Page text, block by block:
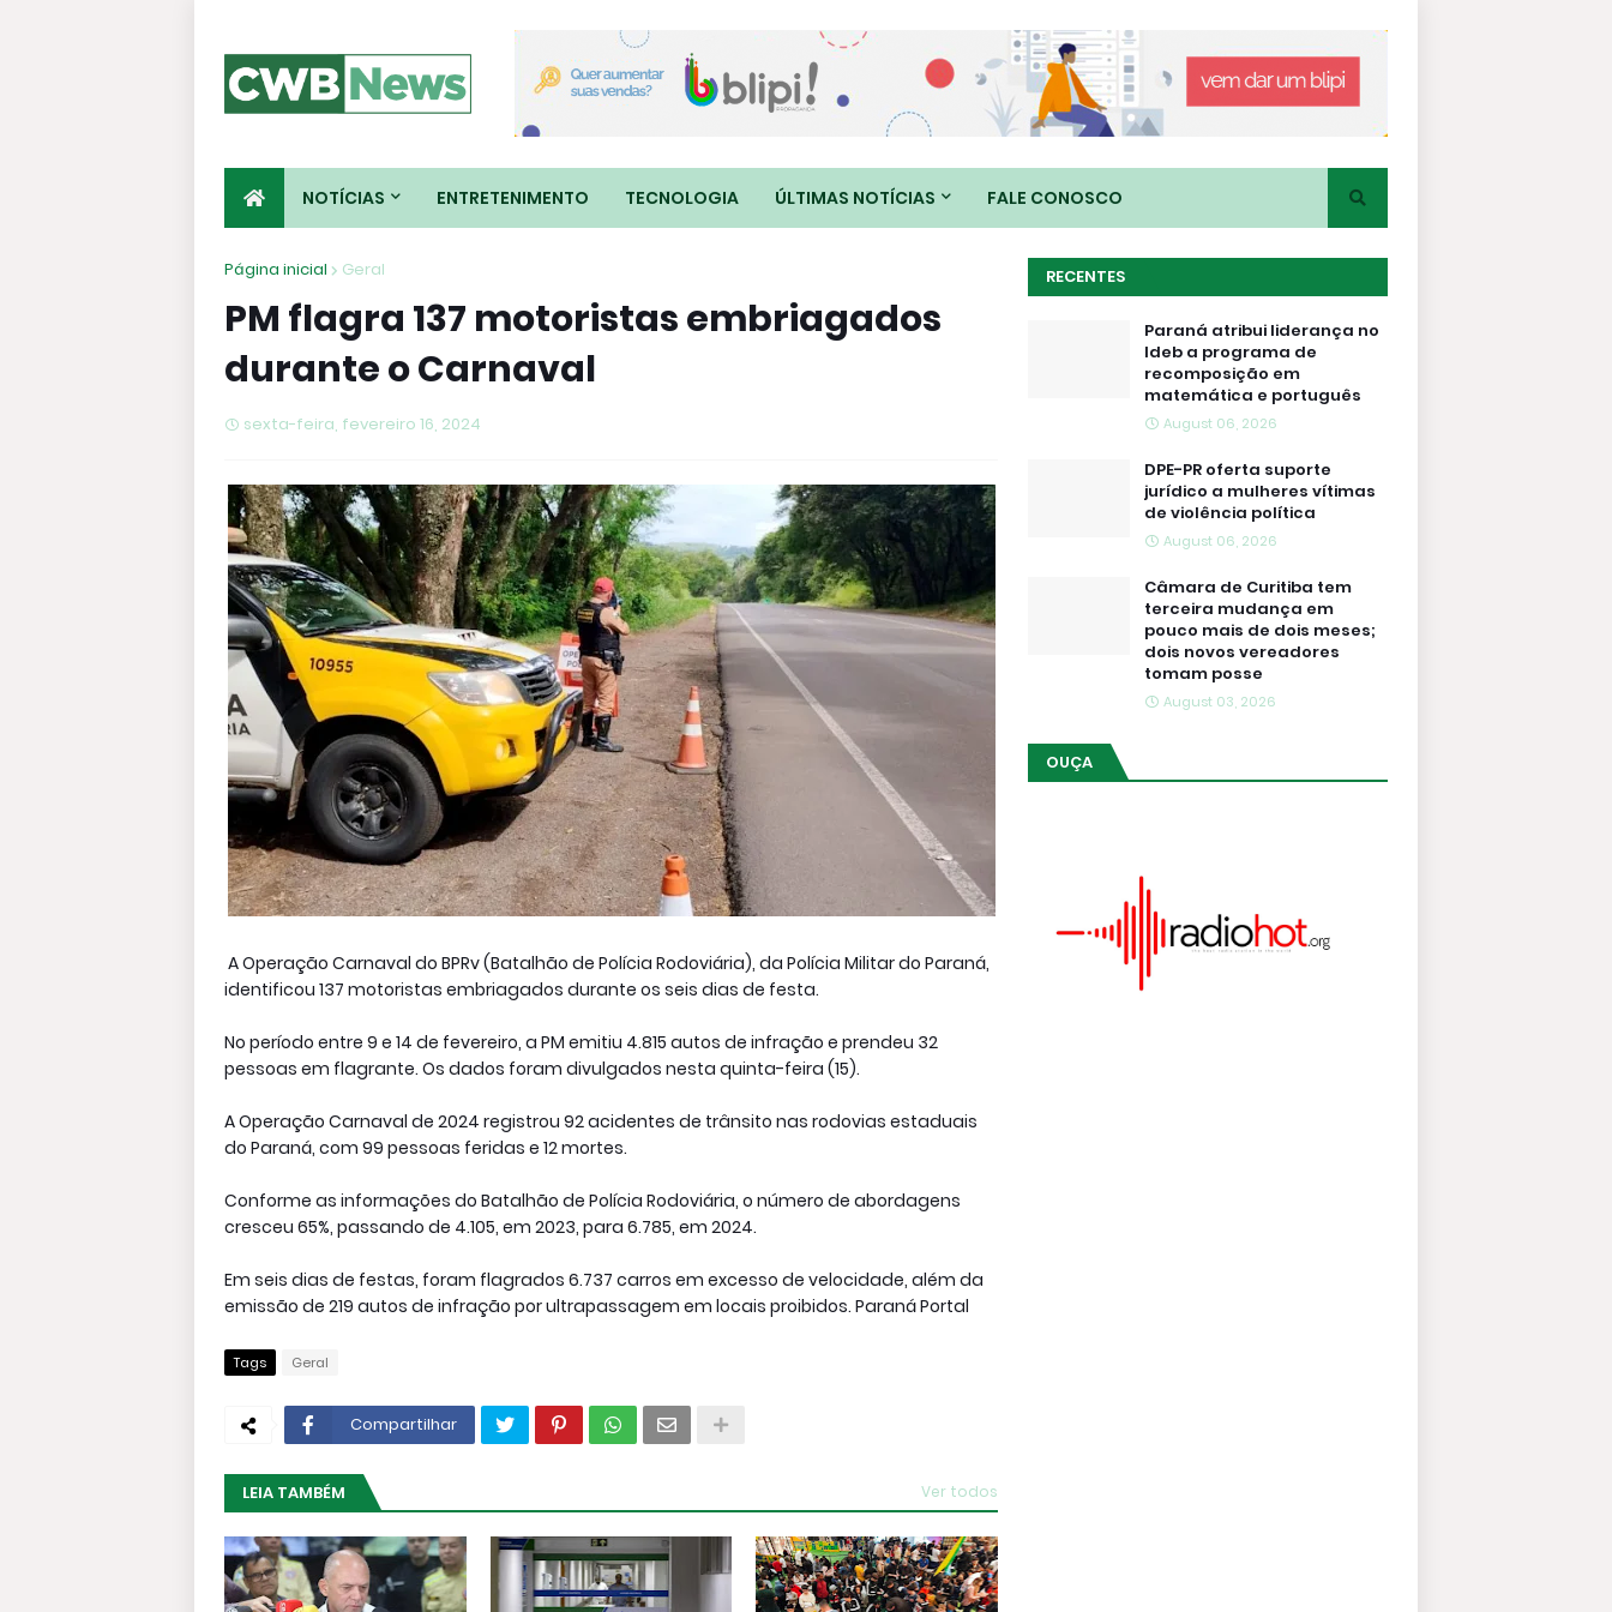
NOTÍCIAS ENTRETENIMENTO TECNOLOGIA ÚLTIMAS NOTÍCIAS FALE CONOSCO
Página inicial Geral
PM flagra 137 motoristas embriagados
durante o Carnaval
sexta-feira, fevereiro 16, 2024
A Operação Carnaval do BPRv (Batalhão de Polícia Rodoviária), da Polícia Militar do Paraná,
identificou 137 motoristas embriagados durante os seis dias de festa.
No período entre 9 e 14 de fevereiro, a PM emitiu 4.815 autos de infração e prendeu 32
pessoas em flagrante. Os dados foram divulgados nesta quinta-feira (15).
A Operação Carnaval de 2024 registrou 92 acidentes de trânsito nas rodovias estaduais
do Paraná, com 99 pessoas feridas e 12 mortes.
Conforme as informações do Batalhão de Polícia Rodoviária, o número de abordagens
cresceu 65%, passando de 4.105, em 2023, para 6.785, em 2024.
Em seis dias de festas, foram flagrados 6.737 carros em excesso de velocidade, além da
emissão de 219 autos de infração por ultrapassagem em locais proibidos. Paraná Portal
Tags Geral
Compartilhar
LEIA TAMBÉM Ver todos
RECENTES
Paraná atribui liderança no
Ideb a programa de
recomposição em
matemática e português
August 06, 2026
DPE-PR oferta suporte
jurídico a mulheres vítimas
de violência política
August 06, 2026
Câmara de Curitiba tem
terceira mudança em
pouco mais de dois meses;
dois novos vereadores
tomam posse
August 03, 2026
OUÇA